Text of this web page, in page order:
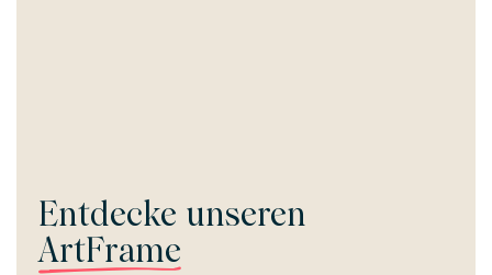
Entdecke unseren
ArtFrame